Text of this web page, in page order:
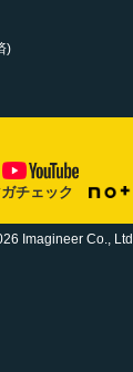
)
チェック
Imagineer Co., Ltd.